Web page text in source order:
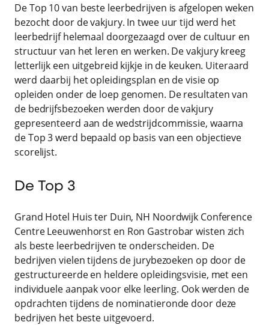
De Top 10 van beste leerbedrijven is afgelopen weken
bezocht door de vakjury. In twee uur tijd werd het
leerbedrijf helemaal doorgezaagd over de cultuur en
structuur van het leren en werken. De vakjury kreeg
letterlijk een uitgebreid kijkje in de keuken. Uiteraard
werd daarbij het opleidingsplan en de visie op
opleiden onder de loep genomen. De resultaten van
de bedrijfsbezoeken werden door de vakjury
gepresenteerd aan de wedstrijdcommissie, waarna
de Top 3 werd bepaald op basis van een objectieve
scorelijst.
De Top 3
Grand Hotel Huis ter Duin, NH Noordwijk Conference
Centre Leeuwenhorst en Ron Gastrobar wisten zich
als beste leerbedrijven te onderscheiden. De
bedrijven vielen tijdens de jurybezoeken op door de
gestructureerde en heldere opleidingsvisie, met een
individuele aanpak voor elke leerling. Ook werden de
opdrachten tijdens de nominatieronde door deze
bedrijven het beste uitgevoerd.